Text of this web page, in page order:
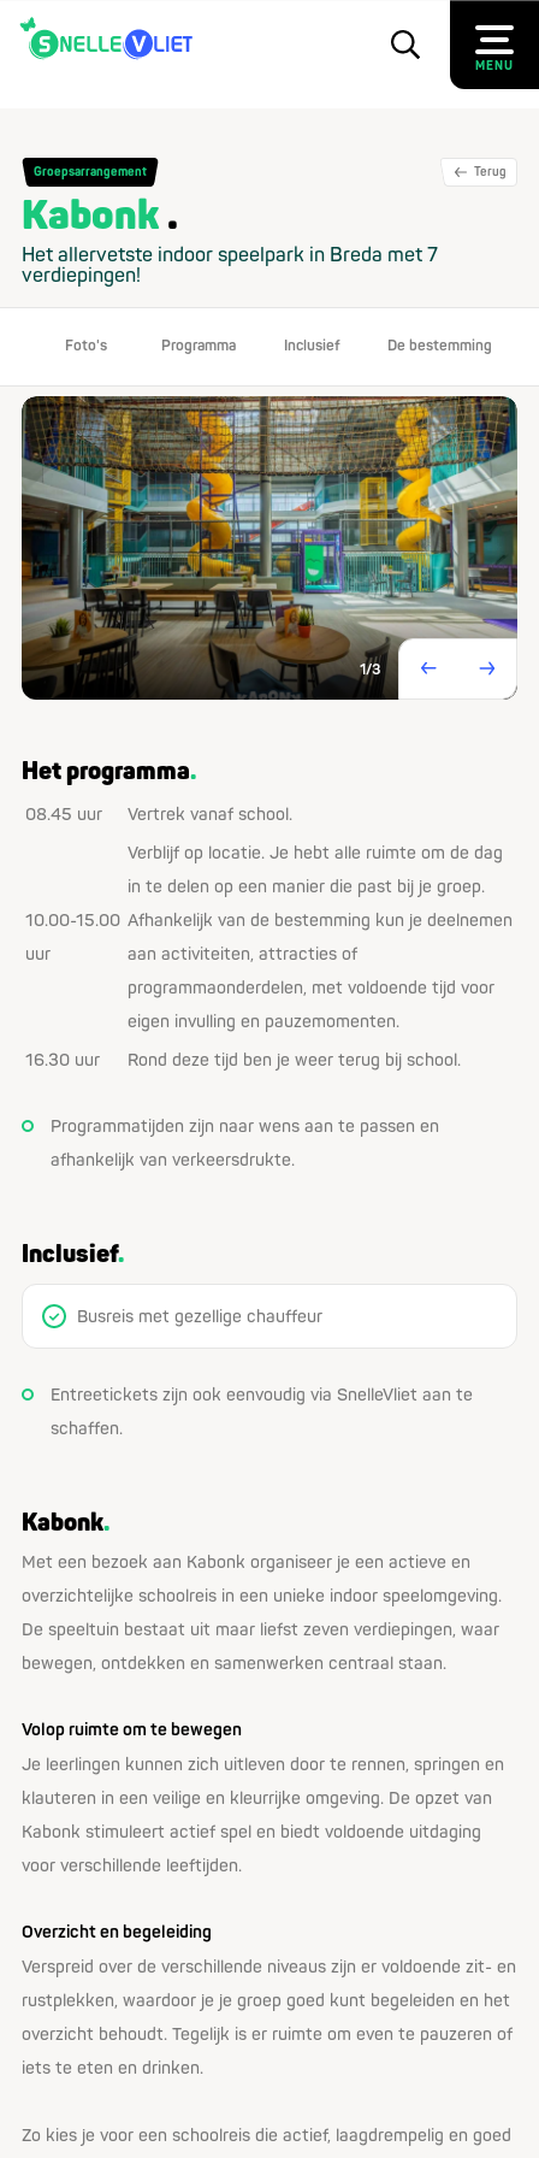
MENU
Terug
Groepsarrangement
Kabonk
Het allervetste indoor speelpark in Breda met 7
verdiepingen!
Foto's Programma Inclusief De bestemming
1/3
Het programma
08.45 uur Vertrek vanaf school.
10.00-15.00
uur
Verblijf op locatie. Je hebt alle ruimte om de dag
in te delen op een manier die past bij je groep.
Afhankelijk van de bestemming kun je deelnemen
aan activiteiten, attracties of
programmaonderdelen, met voldoende tijd voor
eigen invulling en pauzemomenten.
16.30 uur
Rond deze tijd ben je weer terug bij school.
Programmatijden zijn naar wens aan te passen en
afhankelijk van verkeersdrukte.
Inclusief
Busreis met gezellige chauffeur
Entreetickets zijn ook eenvoudig via SnelleVliet aan te
schaffen.
Kabonk
Met een bezoek aan Kabonk organiseer je een actieve en
overzichtelijke schoolreis in een unieke indoor speelomgeving.
De speeltuin bestaat uit maar liefst zeven verdiepingen, waar
bewegen, ontdekken en samenwerken centraal staan.
Volop ruimte om te bewegen
Je leerlingen kunnen zich uitleven door te rennen, springen en
klauteren in een veilige en kleurrijke omgeving. De opzet van
Kabonk stimuleert actief spel en biedt voldoende uitdaging
voor verschillende leeftijden.
Overzicht en begeleiding
Verspreid over de verschillende niveaus zijn er voldoende zit- en
rustplekken, waardoor je je groep goed kunt begeleiden en het
overzicht behoudt. Tegelijk is er ruimte om even te pauzeren of
iets te eten en drinken.
Zo kies je voor een schoolreis die actief, laagdrempelig en goed